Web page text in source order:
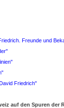
Freunde und
Friedrich"
auf den Spuren der